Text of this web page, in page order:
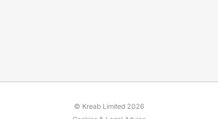
© Kreab Limited 2026